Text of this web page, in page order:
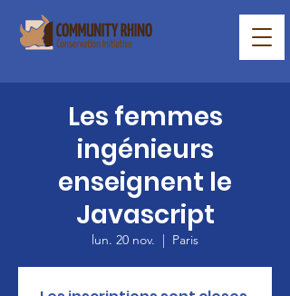
Les femmes
ingénieurs
enseignent le
Javascript
lun. 20 nov.
  |
Paris